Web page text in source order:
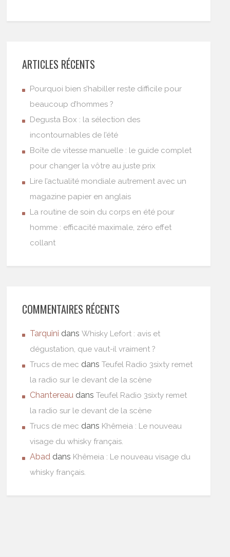
ARTICLES RÉCENTS
Pourquoi bien s’habiller reste difficile pour
beaucoup d’hommes ?
Degusta Box : la sélection des
incontournables de l’été
Boîte de vitesse manuelle : le guide complet
pour changer la vôtre au juste prix
Lire l’actualité mondiale autrement avec un
magazine papier en anglais
La routine de soin du corps en été pour
homme : efficacité maximale, zéro effet
collant
COMMENTAIRES RÉCENTS
Tarquini dansWhisky Lefort : avis et
dégustation, que vaut-il vraiment ?
Trucs de mec dansTeufel Radio 3sixty remet
la radio sur le devant de la scène
Chantereau dansTeufel Radio 3sixty remet
la radio sur le devant de la scène
Trucs de mec dans Khêmeia : Le nouveau
visage du whisky français.
Abad dans Khêmeia : Le nouveau visage du
whisky français.